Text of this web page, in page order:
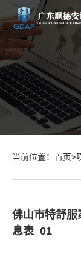
当前位置： 首页>
佛山市特舒服
息表_01